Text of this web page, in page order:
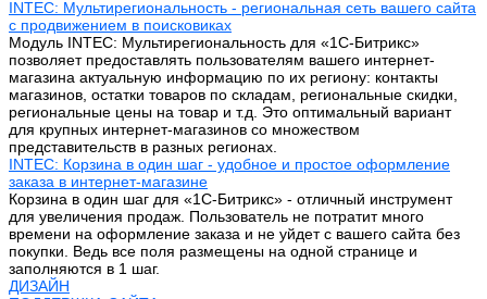
INTEC: Мультирегиональность - региональная сеть вашего сайта
с продвижением в поисковиках
Модуль INTEC: Мультирегиональность для «1С-Битрикс»
позволяет предоставлять пользователям вашего интернет-
магазина актуальную информацию по их региону: контакты
магазинов, остатки товаров по складам, региональные скидки,
региональные цены на товар и т.д. Это оптимальный вариант
для крупных интернет-магазинов со множеством
представительств в разных регионах.
INTEC: Корзина в один шаг - удобное и простое оформление
заказа в интернет-магазине
Корзина в один шаг для «1С-Битрикс» - отличный инструмент
для увеличения продаж. Пользователь не потратит много
времени на оформление заказа и не уйдет с вашего сайта без
покупки. Ведь все поля размещены на одной странице и
заполняются в 1 шаг.
ДИЗАЙН